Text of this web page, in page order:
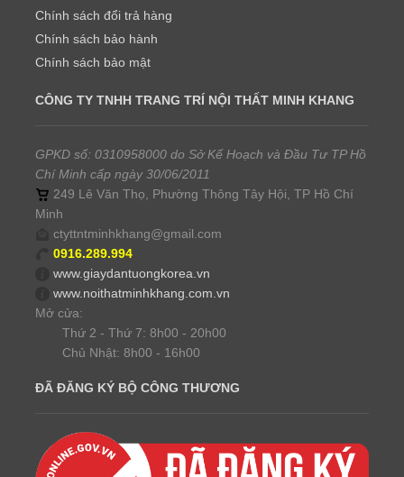
Chính sách đổi trả hàng
Chính sách bảo hành
Chính sách bảo mật
CÔNG TY TNHH TRANG TRÍ NỘI THẤT MINH KHANG
GPKD số: 0310958000 do Sở Kế Hoạch và Đầu Tư TP Hồ
Chí Minh cấp ngày 30/06/2011
249 Lê Văn Thọ, Phường Thông Tây Hội, TP Hồ Chí
Minh
ctyttntminhkhang@gmail.com
0916.289.994
www.giaydantuongkorea.vn
www.noithatminhkhang.com.vn
Mở cửa:
Thứ 2 - Thứ 7: 8h00 - 20h00
Chủ Nhật: 8h00 - 16h00
ĐÃ ĐĂNG KÝ BỘ CÔNG THƯƠNG